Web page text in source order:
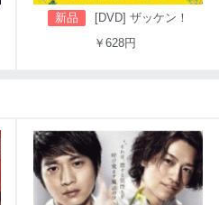
新品
[DVD] ザッケン！
￥628円